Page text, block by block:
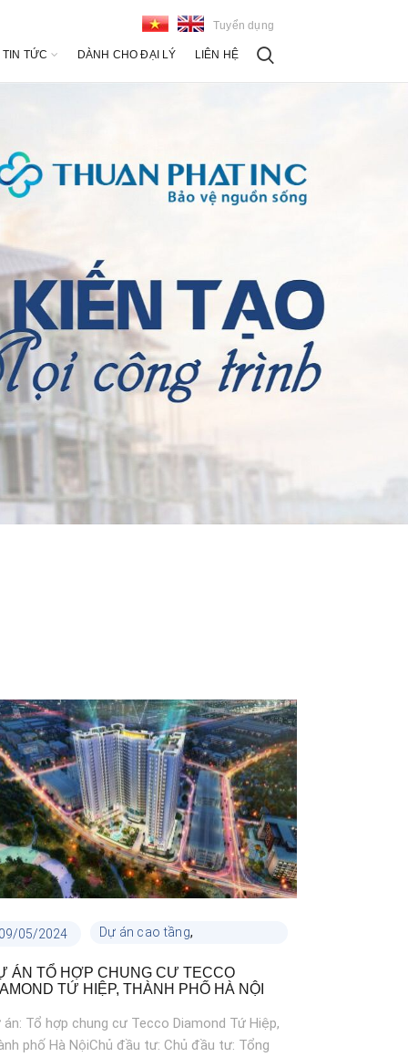
Tuyển dụng
TIN TỨC DÀNH CHO ĐẠI LÝ LIÊN HỆ
09/05/2024 Dự án cao tầng,
ÁN TỔ HỢP CHUNG CƯ TECCO
TỨ HIỆP, THÀNH PHỐ HÀ NỘI
án: Tổ hợp chung cư Tecco Diamond Tứ Hiệp,
phố Hà NộiChủ đầu tư: Chủ đầu tư: Tổng